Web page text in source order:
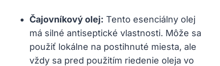
Čajovníkový olej: Tento esenciálny olej
má silné antiseptické vlastnosti. Môže sa
použiť‌ lokálne na postihnuté miesta, ale⁤
vždy sa pred použitím‍ riedenie oleja vo